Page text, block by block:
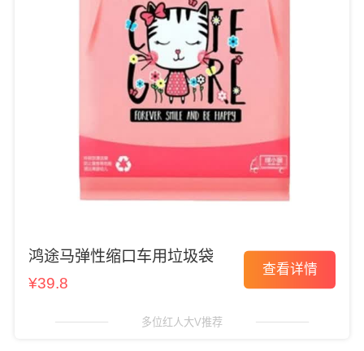
鸿途马弹性缩口车用垃圾袋
¥39.8
查看详情
多位红人大V推荐